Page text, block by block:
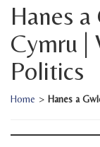
Hanes
Cymru |
Politics
Home > Hanes a